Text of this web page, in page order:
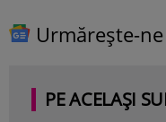
Urmărește-
PE ACELAȘI